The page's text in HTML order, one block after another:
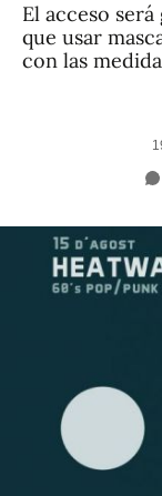
El acceso
que usar
con las